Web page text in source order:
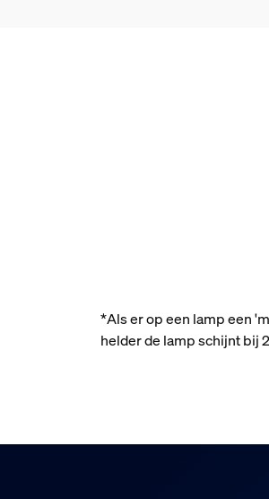
*Als er op een lamp een
helder de lamp schijnt bij